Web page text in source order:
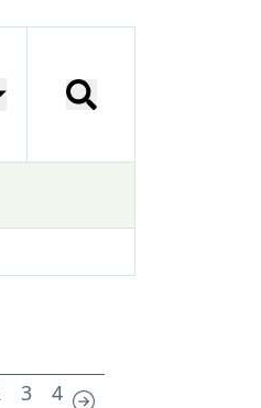
3 4